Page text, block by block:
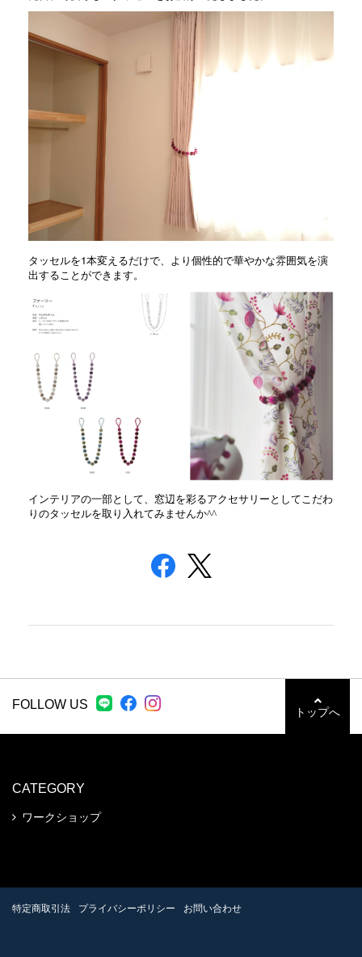
タッセルを1本変えるだけで、より個性的で華やかな雰囲気を演
出することができます。
インテリアの一部として、窓辺を彩るアクセサリーとしてこだわ
りのタッセルを取り入れてみませんか^^
FOLLOW US
トップへ
CATEGORY
ワークショップ
特定商取引法 プライバシーポリシー お問い合わせ